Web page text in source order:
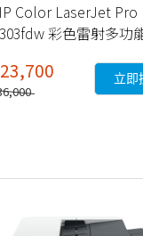
Color LaserJet Pro
彩色雷射多功
立即